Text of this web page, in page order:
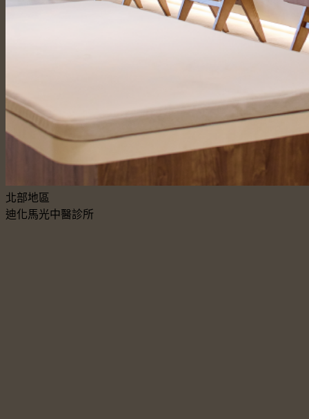
北部地區
迪化馬光中醫診所